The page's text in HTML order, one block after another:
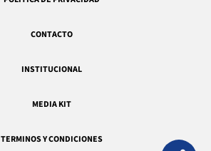
CONTACTO
INSTITUCIONAL
MEDIA KIT
TERMINOS Y CONDICIONES